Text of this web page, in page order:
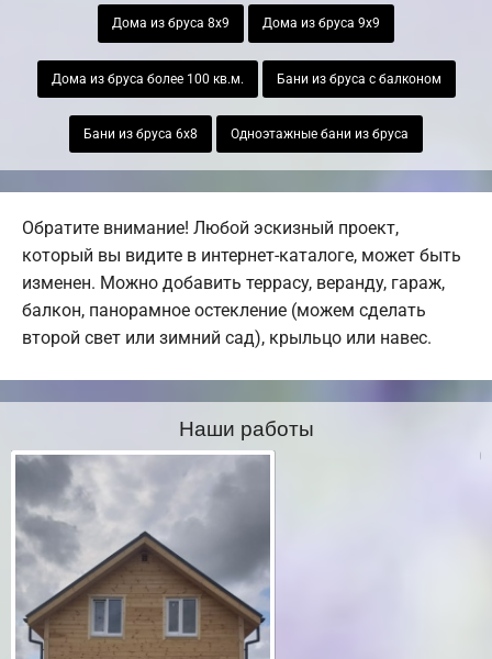
Дома из бруса 8х9 Дома из бруса 9х9
Дома из бруса более 100 кв.м. Бани из бруса с балконом
Бани из бруса 6х8 Одноэтажные бани из бруса
Обратите внимание! Любой эскизный проект,
который вы видите в интернет-каталоге, может быть
изменен. Можно добавить террасу, веранду, гараж,
балкон, панорамное остекление (можем сделать
второй свет или зимний сад), крыльцо или навес.
Наши работы